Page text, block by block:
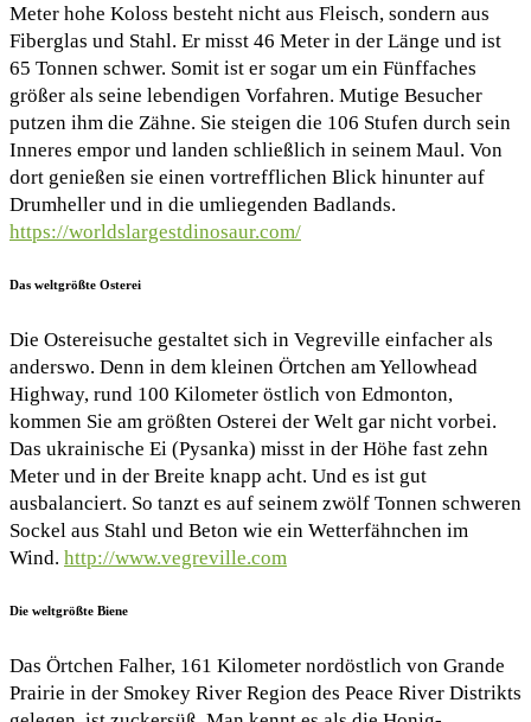
Meter hohe Koloss besteht nicht aus Fleisch, sondern aus
Fiberglas und Stahl. Er misst 46 Meter in der Länge und ist
65 Tonnen schwer. Somit ist er sogar um ein Fünffaches
größer als seine lebendigen Vorfahren. Mutige Besucher
putzen ihm die Zähne. Sie steigen die 106 Stufen durch sein
Inneres empor und landen schließlich in seinem Maul. Von
dort genießen sie einen vortrefflichen Blick hinunter auf
Drumheller und in die umliegenden Badlands.
https://worldslargestdinosaur.com/
Das weltgrößte Osterei
Die Ostereisuche gestaltet sich in Vegreville einfacher als
anderswo. Denn in dem kleinen Örtchen am Yellowhead
Highway, rund 100 Kilometer östlich von Edmonton,
kommen Sie am größten Osterei der Welt gar nicht vorbei.
Das ukrainische Ei (Pysanka) misst in der Höhe fast zehn
Meter und in der Breite knapp acht. Und es ist gut
ausbalanciert. So tanzt es auf seinem zwölf Tonnen schweren
Sockel aus Stahl und Beton wie ein Wetterfähnchen im
Wind. http://www.vegreville.com
Die weltgrößte Biene
Das Örtchen Falher, 161 Kilometer nordöstlich von Grande
Prairie in der Smokey River Region des Peace River Distrikts